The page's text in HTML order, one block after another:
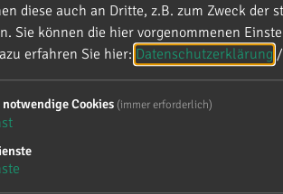
- Weinfest
diese auch an Dritte, z.B. zum Zweck der
Sie können die hier vorgenommenen
erfahren Sie hier: Datenschutzerklärung /
notwendige Cookies (immer erforderlich)